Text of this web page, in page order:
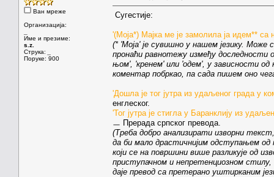
Ван мреже
Организација:
Име и презиме:
s.z.
Струка:
Поруке: 900
Сугестије:
'(Моја*) Мајка ме је замолила ја идем**
(* 'Моја' је сувишно у нашем језику. Може
пронаћи равнотежу између доследности
њом', 'кренем' или 'одем', у зависности од
коментар побркао, па сада пишем оно
'Дошла је тог јутра из удаљеног града у
енглеског.
'Тог јутра је стигла у Баранклију из
ㅡ Прерада српског превода.
(Треба добро анализирати изворни
да би мало драстичнијим одступањем од
који се на површини више разликује од
приступачном и непретенциозном
даје превод са претерано уштирканим